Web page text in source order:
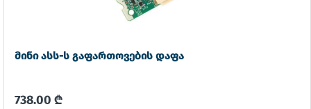
მინი ასს-ს გაფართოვების დაფა
738.00 ₾